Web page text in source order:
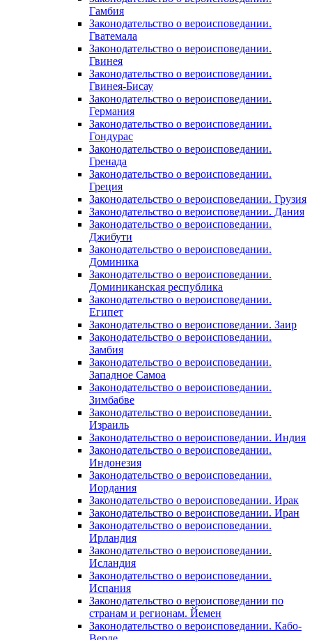
Гамбия
Законодательство о вероисповедании.
Гватемала
Законодательство о вероисповедании.
Гвинея
Законодательство о вероисповедании.
Гвинея-Бисау
Законодательство о вероисповедании.
Германия
Законодательство о вероисповедании.
Гондурас
Законодательство о вероисповедании.
Гренада
Законодательство о вероисповедании.
Греция
Законодательство о вероисповедании. Грузия
Законодательство о вероисповедании. Дания
Законодательство о вероисповедании.
Джибути
Законодательство о вероисповедании.
Доминика
Законодательство о вероисповедании.
Доминиканская республика
Законодательство о вероисповедании.
Египет
Законодательство о вероисповедании. Заир
Законодательство о вероисповедании.
Замбия
Законодательство о вероисповедании.
Западное Самоа
Законодательство о вероисповедании.
Зимбабве
Законодательство о вероисповедании.
Израиль
Законодательство о вероисповедании. Индия
Законодательство о вероисповедании.
Индонезия
Законодательство о вероисповедании.
Иордания
Законодательство о вероисповедании. Ирак
Законодательство о вероисповедании. Иран
Законодательство о вероисповедании.
Ирландия
Законодательство о вероисповедании.
Исландия
Законодательство о вероисповедании.
Испания
Законодательство о вероисповедании по
странам и регионам. Йемен
Законодательство о вероисповедании. Кабо-